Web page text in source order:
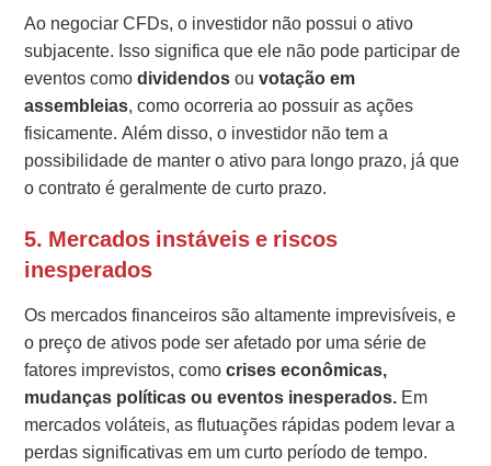
Ao negociar CFDs, o investidor não possui o ativo
subjacente. Isso significa que ele não pode participar de
eventos comodividendosouvotação em
assembleias, como ocorreria ao possuir as ações
fisicamente. Além disso, o investidor não tem a
possibilidade de manter o ativo para longo prazo, já que
o contrato é geralmente de curto prazo.
5. Mercados instáveis e riscos
inesperados
Os mercados financeiros são altamente imprevisíveis, e
o preço de ativos pode ser afetado por uma série de
fatores imprevistos, comocrises econômicas,
mudanças políticas ou eventos inesperados. Em
mercados voláteis, as flutuações rápidas podem levar a
perdas significativas em um curto período de tempo.